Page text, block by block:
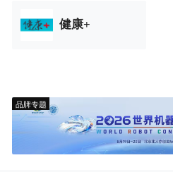
健康+
品牌专题